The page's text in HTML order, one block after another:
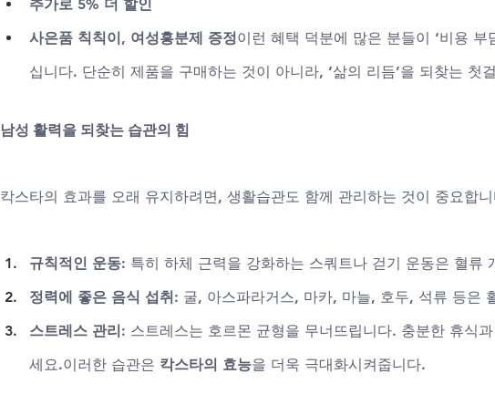
추가로 5% 더 할인
사은품 칙칙이, 여성흥분제 증정이런 혜택 덕분에 많은 분들이 ‘비용 부
십니다. 단순히 제품을 구매하는 것이 아니라, ‘삶의 리듬’을 되찾는 첫
남성 활력을 되찾는 습관의 힘
칵스타의 효과를 오래 유지하려면, 생활습관도 함께 관리하는 것이 중요합
규칙적인 운동: 특히 하체 근력을 강화하는 스쿼트나 걷기 운동은 혈류
정력에 좋은 음식 섭취 : 굴, 아스파라거스, 마카, 마늘, 호두, 석류 등은
스트레스 관리 : 스트레스는 호르몬 균형을 무너뜨립니다. 충분한 휴식
세요.이러한 습관은 칵스타의 효능을 더욱 극대화시켜줍니다.